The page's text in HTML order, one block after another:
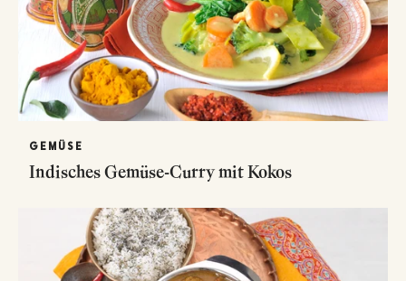
GEMÜSE
Indisches Gemüse-Curry mit Kokos